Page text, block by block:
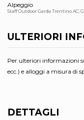
Alpeggio
Staff Outdoor Garda Trentino AC,
ULTERIORI
Per ulteriori informazioni
ecc.) e alloggi a misura di
DETTAGLI